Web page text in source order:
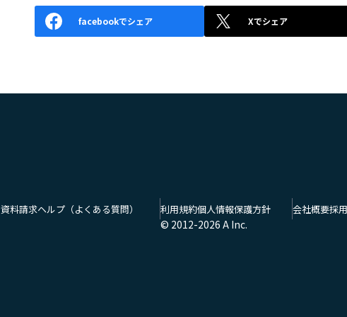
facebookでシェア Xでシェア
資料請求ヘルプ（よくある質問） 利用規約個人情報保護方針 会社概要採
© 2012-2026 A Inc.